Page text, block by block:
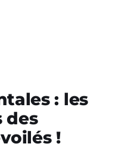
: les
des
!